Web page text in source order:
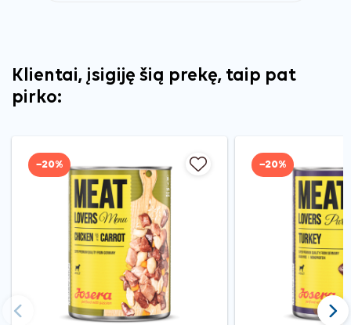
Klientai, įsigiję šią prekę, taip pat
pirko:
−20% −20%
Ankstesnis